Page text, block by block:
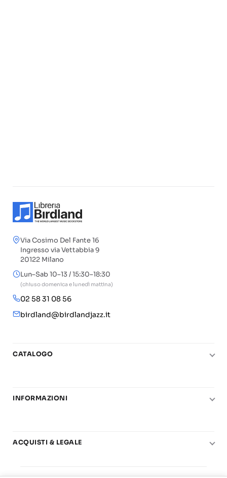
Via Cosimo Del Fante 16
Ingresso via Vettabbia 9
20122 Milano
Lun–Sab 10–13 / 15:30–18:30
(chiuso domenica e lunedì mattina)
02 58 31 08 56
birdland@birdlandjazz.it
CATALOGO
Chitarra
Basi play-along
INFORMAZIONI
Carta del Docente
ACQUISTI & LEGALE